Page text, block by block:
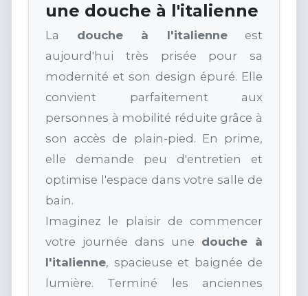
une douche à l'italienne
La douche à l'italienneest
aujourd'hui très prisée pour sa
modernité et son design épuré. Elle
convient parfaitement aux
personnes à mobilité réduite grâce à
son accès de plain-pied. En prime,
elle demande peu d'entretien et
optimise l'espace dans votre salle de
bain.
Imaginez le plaisir de commencer
votre journée dans une douche à
l'italienne, spacieuse et baignée de
lumière. Terminé les anciennes